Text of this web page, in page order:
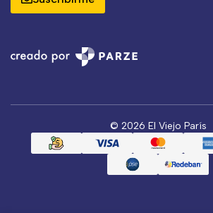
© 2026 El Viejo París